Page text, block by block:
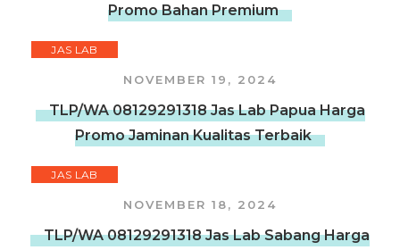
Promo Bahan Premium
JAS LAB
NOVEMBER 19, 2024
TLP/WA 08129291318 Jas Lab Papua Harga
Promo Jaminan Kualitas Terbaik
JAS LAB
NOVEMBER 18, 2024
TLP/WA 08129291318 Jas Lab Sabang Harga